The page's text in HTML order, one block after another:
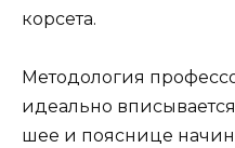
корсета.
Методология
идеально
шее и пояснице